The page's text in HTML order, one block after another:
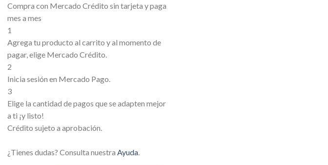
Compra con Mercado Crédito sin tarjeta y paga
mes a mes
1
Agrega tu producto al carrito y al momento de
pagar, elige Mercado Crédito.
2
Inicia sesión en Mercado Pago.
3
Elige la cantidad de pagos que se adapten mejor
a ti ¡y listo!
Crédito sujeto a aprobación.
¿Tienes dudas? Consulta nuestra Ayuda